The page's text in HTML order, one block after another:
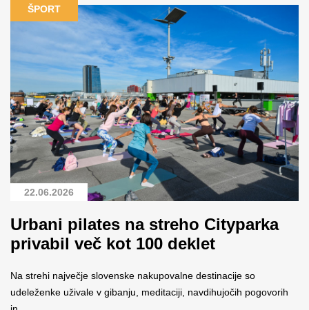
ŠPORT
22.06.2026
Urbani pilates na streho Cityparka
privabil več kot 100 deklet
Na strehi največje slovenske nakupovalne destinacije so
udeleženke uživale v gibanju, meditaciji, navdihujočih pogovorih